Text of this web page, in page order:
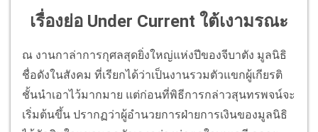
เรื่องย่อ Under Current ใต้เงามรณะ
ณ งานกาล่าการกุศลสุดยิ่งใหญ่แห่งปีของจีบาตัง มูลนิธิ
ชื่อดังในสังคม ที่เรียกได้ว่าเป็นงานรวมตัวแขกผู้เกียรติ
ชั้นนำเอาไว้มากมาย แต่ก่อนที่พิธีการกล่าวสุนทรพจน์จะ
เริ่มต้นขึ้น ปรากฏว่าผู้อำนวยการฝ่ายการเงินของมูลนิธิ